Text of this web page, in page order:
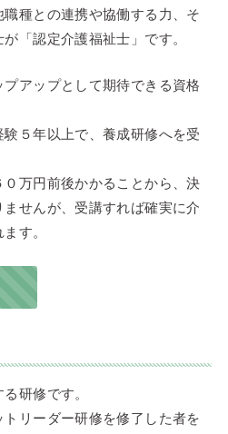
種との連携や協働する力、そ
「認定介護福祉士」です。
アップとして期待できる資格
５年以上で、養成研修へを受
万円前後かかることから、決
せんが、受講すれば確実に介
す。
研修です。
リーダー研修を修了した者を